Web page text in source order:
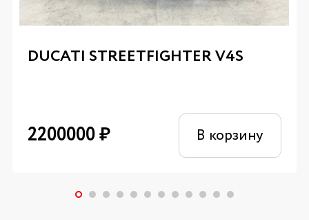
DUCATI STREETFIGHTER V4S
2200000₽ В корзину